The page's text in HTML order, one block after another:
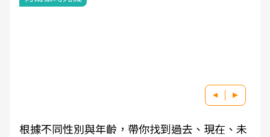
根據不同性別與年齡，帶你找到過去、現在、未